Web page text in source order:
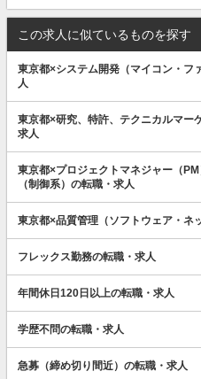
この求人に似ているものを探す
東京都×システム開発（マイコン・フ
人
東京都×研究、特許、テクニカルマー
求人
東京都×プロジェクトマネジャー（
（制御系）の転職・求人
東京都×品質管理（ソフトウェア・ネ
フレックス勤務の転職・求人
年間休日120日以上の転職・求人
学歴不問の転職・求人
急募（締め切り間近）の転職・求人